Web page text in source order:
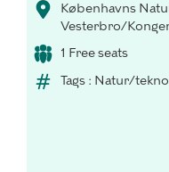
Københavns
Vesterbro/
1 Free seats
Tags : Natur/